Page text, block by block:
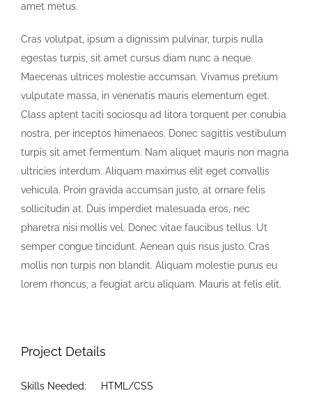
amet metus.
Cras volutpat, ipsum a dignissim pulvinar, turpis nulla
egestas turpis, sit amet cursus diam nunc a neque.
Maecenas ultrices molestie accumsan. Vivamus pretium
vulputate massa, in venenatis mauris elementum eget.
Class aptent taciti sociosqu ad litora torquent per conubia
nostra, per inceptos himenaeos. Donec sagittis vestibulum
turpis sit amet fermentum. Nam aliquet mauris non magna
ultricies interdum. Aliquam maximus elit eget convallis
vehicula. Proin gravida accumsan justo, at ornare felis
sollicitudin at. Duis imperdiet malesuada eros, nec
pharetra nisi mollis vel. Donec vitae faucibus tellus. Ut
semper congue tincidunt. Aenean quis risus justo. Cras
mollis non turpis non blandit. Aliquam molestie purus eu
lorem rhoncus, a feugiat arcu aliquam. Mauris at felis elit.
Project Details
Skills Needed:
HTML/CSS